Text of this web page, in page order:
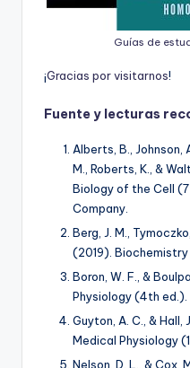
Guías de
¡Gracias porvisitarnos!
Fuente y lecturas
Alberts, B., Johnson,
M., Roberts, K., &
Biology of the Cell
Company.
Berg, J. M.,
(2019). Biochemistry
Boron, W. F., &
Physiology(4th ed.).
Guyton, A. C., & Hall,
Medical Physiology
Nelson, D. L., & Cox,